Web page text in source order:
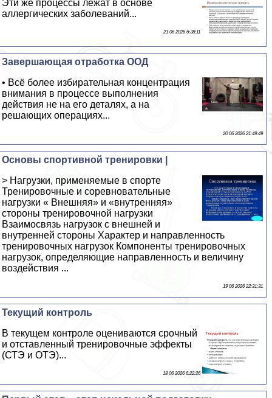
Эти же процессы лежат в основе
аллергических заболеваний...
21 06 2026 6:38:11
Завершающая отработка ООД
• Всё более избирательная концентрация
внимания в процессе выполнения
действия не на его деталях, а на
решающих операциях...
20 06 2026 21:49:49
Основы спортивной тренировки |
> Нагрузки, применяемые в спорте
Тренировочные и соревновательные
нагрузки « Внешняя» и «внутренняя»
стороны тренировочной нагрузки
Взаимосвязь нагрузок с внешней и
внутренней стороны Характер и направленность
тренировочных нагрузок Компоненты тренировочных
нагрузок, определяющие направленность и величину
воздействия ...
19 06 2026 22:31:31
Текущий контроль
В текущем контроле оцениваются срочный
и отставленный тренировочные эффекты
(СТЭ и ОТЭ)...
18 06 2026 6:22:26